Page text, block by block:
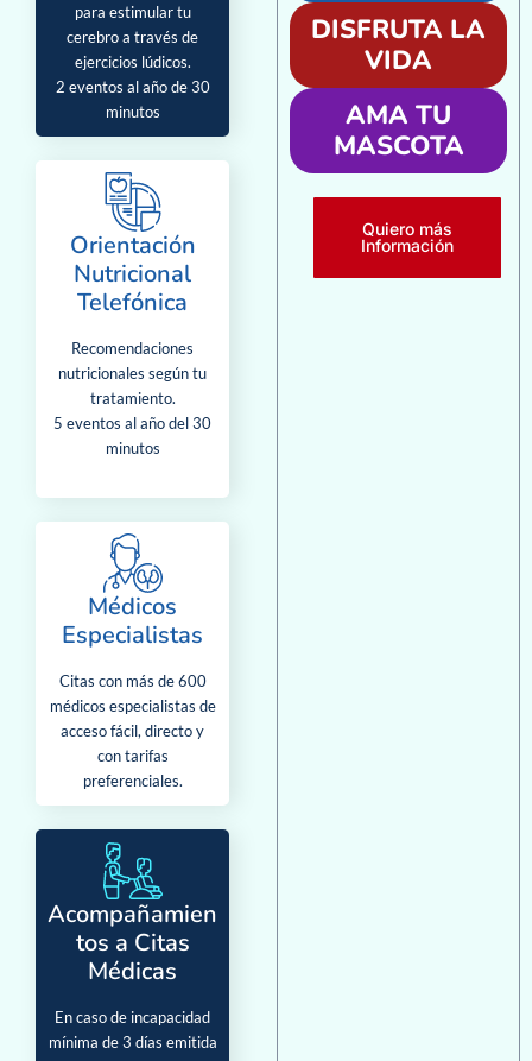
para estimular tu
cerebro a través de
ejercicios lúdicos.
2 eventos al año de 30
minutos
Orientación
Nutricional
Telefónica
Recomendaciones
nutricionales según tu
tratamiento.
5 eventos al año del 30
minutos
Médicos
Especialistas
Citas con más de 600
médicos especialistas de
acceso fácil, directo y
con tarifas
preferenciales.
Acompañamien
tos a Citas
Médicas
En caso de incapacidad
mínima de 3 días emitida
DISFRUTA LA
VIDA
AMA TU
MASCOTA
Quiero más
Información